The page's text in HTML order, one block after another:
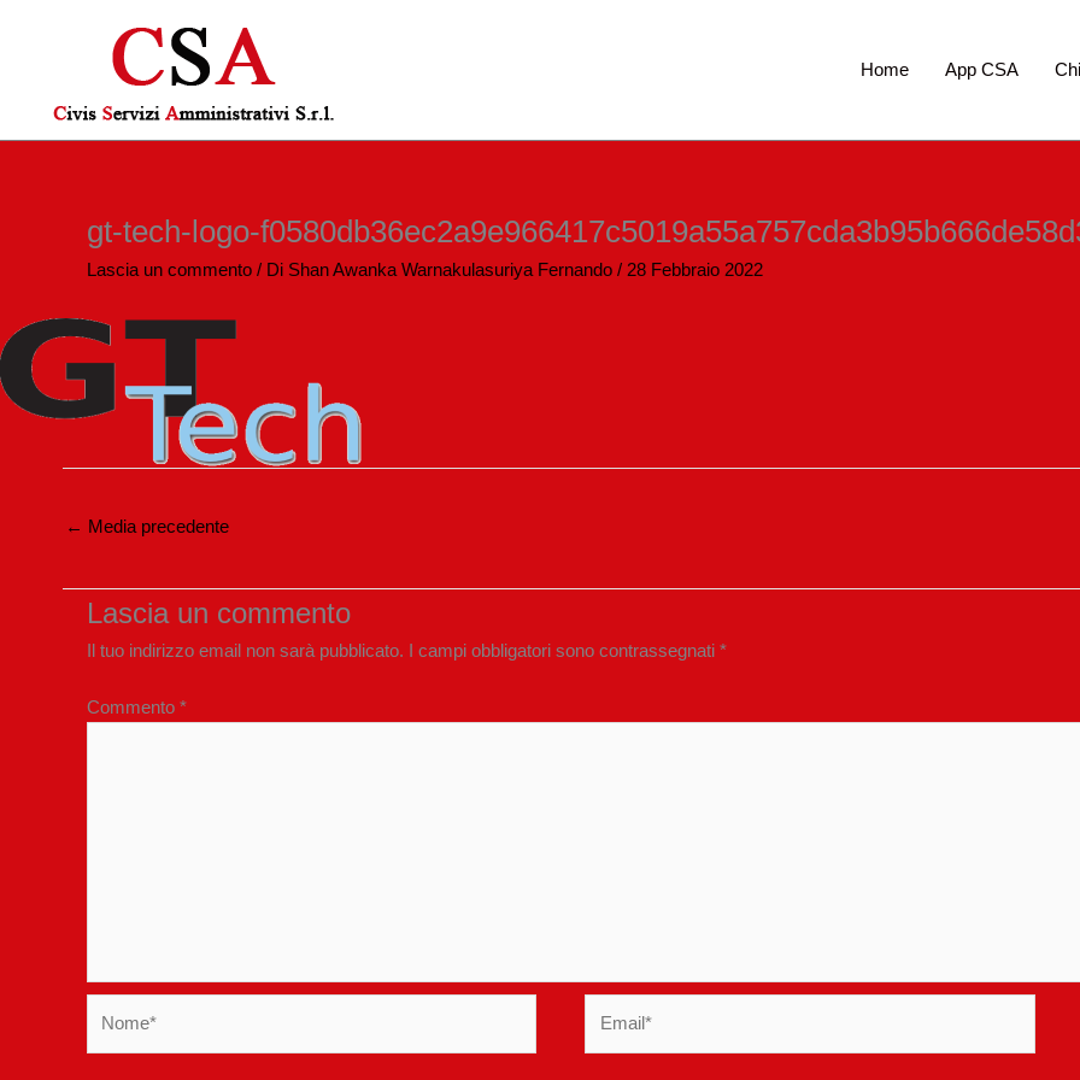
Home App CSA
gt-tech-logo-
Lascia un commento / Di Shan Awanka Warnakulasuriya Fernando / 28 Febbraio 2022
← Media precedente
Lascia un commento
Il tuo indirizzo email non sarà pubblicato. I campi obbligatori sono contrassegnati *
Commento *